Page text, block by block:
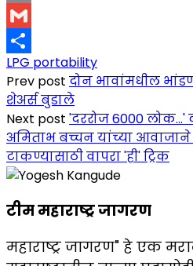
Copy
Link
Gmail
Share
LPG portability
Prev post दोन भावांमधील
शेअर्स बुडाले
Next post 'दररोज 6000 लोक...'
अमिताभ बच्चन यांच्या आवाजाने
टाकण्यासाठी वापरा 'ही' ट्रिक
टीम महाराष्ट्र जागरण
महाराष्ट्र जागरण" हे एक